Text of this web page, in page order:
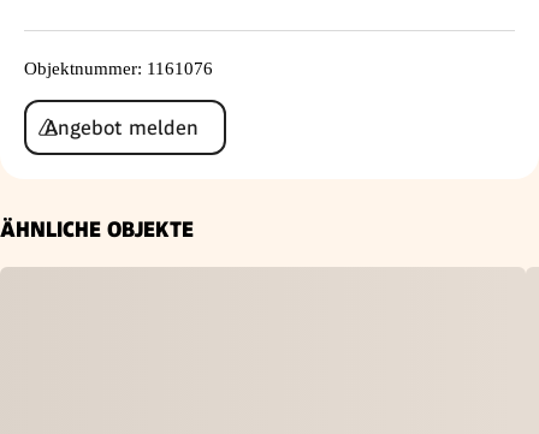
Objektnummer: 1161076
Angebot melden
ÄHNLICHE OBJEKTE